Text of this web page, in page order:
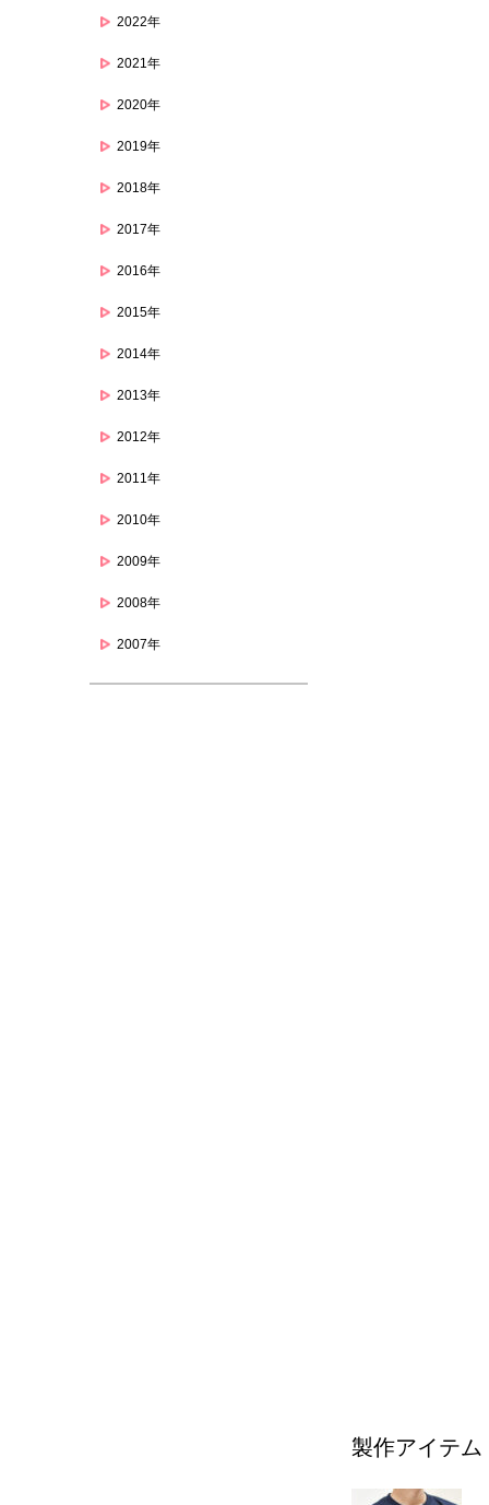
2022年
2021年
2020年
2019年
2018年
2017年
2016年
2015年
2014年
2013年
2012年
2011年
2010年
2009年
2008年
2007年
製作アイテム